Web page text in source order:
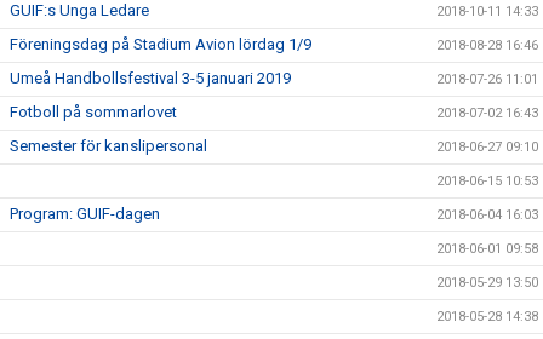
GUIF:s Unga Ledare 2018-10-11 14:33
Föreningsdag på Stadium Avion lördag 1/9 2018-08-28 16:46
Umeå Handbollsfestival 3-5 januari 2019 2018-07-26 11:01
Fotboll på sommarlovet 2018-07-02 16:43
Semester för kanslipersonal 2018-06-27 09:10
2018-06-15 10:53
Program: GUIF-dagen 2018-06-04 16:03
2018-06-01 09:58
2018-05-29 13:50
2018-05-28 14:38